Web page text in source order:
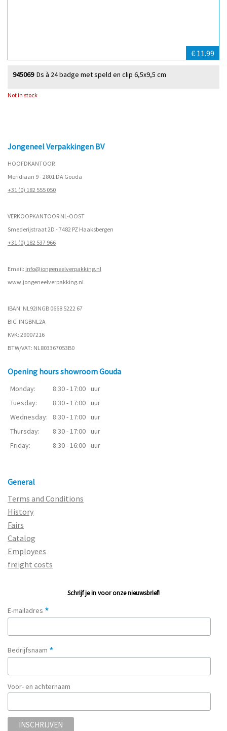
€ 11.99
Ds à 24 badge met speld en clip 6,5x9,5 cm
945069
Not in stock
Jongeneel Verpakkingen BV
HOOFDKANTOOR
Meridiaan 9 - 2801 DA Gouda
+31 (0) 182 555 050
VERKOOPKANTOOR NL-OOST
Smederijstraat 2D - 7482 PZ Haaksbergen
+31 (0) 182 537 966
Email: info@jongeneelverpakking.nl
www.jongeneelverpakking.nl
IBAN: NL92INGB 0668 5222 67
BIC: INGBNL2A
KVK: 29007216
BTW/VAT: NL803367053B0
Opening hours showroom Gouda
Monday: 8:30 - 17:00 uur
Tuesday:
8:30 - 17:00 uur
Wednesday:
8:30 - 17:00 uur
Thursday:
8:30 - 17:00 uur
Friday:
8:30 - 16:00 uur
General
Terms and Conditions
History
Fairs
Catalog
Employees
freight costs
Schrijf je in voor onze nieuwsbrief!
E-mailadres *
Bedrijfsnaam *
Voor- en achternaam